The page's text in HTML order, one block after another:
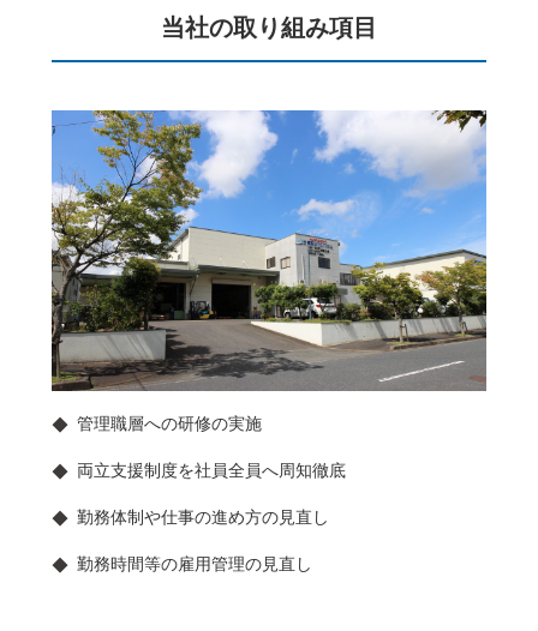
当社の取り組み項目
管理職層への研修の実施
両立支援制度を社員全員へ周知徹底
勤務体制や仕事の進め方の見直し
勤務時間等の雇用管理の見直し